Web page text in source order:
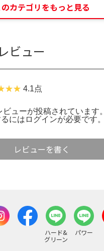
のカテゴリをもっと見る
ビュー
4.1点
ューが投稿されています。
には ログインが必要です。
レビューを書く
ハード&
グリーン
パワー